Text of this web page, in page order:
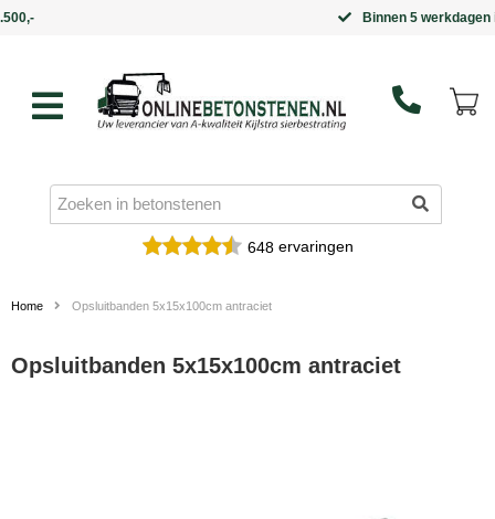
Binnen 5 werkdagen in huis
648ervaringen
Home Opsluitbanden 5x15x100cm antraciet
Opsluitbanden 5x15x100cm antraciet